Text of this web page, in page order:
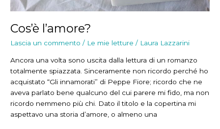
Cos’è l’amore?
Lascia un commento / Le mie letture / Laura Lazzarini
Ancora una volta sono uscita dalla lettura di un romanzo
totalmente spiazzata. Sinceramente non ricordo perché ho
acquistato “Gli innamorati” di Peppe Fiore; ricordo che ne
aveva parlato bene qualcuno del cui parere mi fido, ma non
ricordo nemmeno più chi. Dato il titolo e la copertina mi
aspettavo una storia d’amore, o almeno una